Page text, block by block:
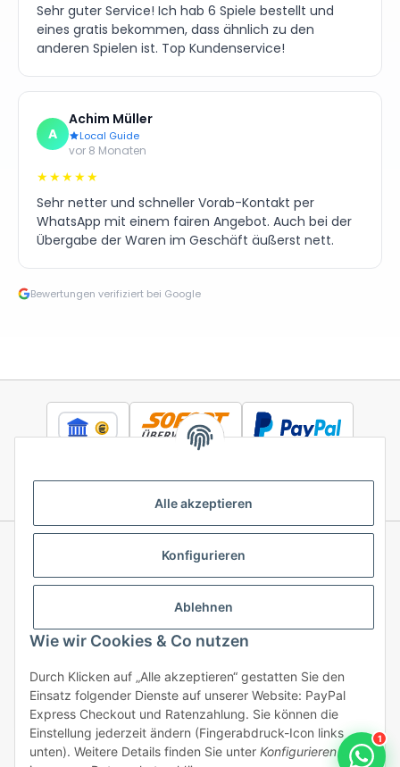
Alle akzeptieren
Konfigurieren
Ablehnen
Wie wir Cookies & Co nutzen
Durch Klicken auf „Alle akzeptieren“ gestatten Sie den
Einsatz folgender Dienste auf unserer Website: PayPal
Express Checkout und Ratenzahlung. Sie können die
Einstellung jederzeit ändern (Fingerabdruck-Icon links
unten). Weitere Details finden Sie unter Konfigurierenund
1
Sehr guter Service! Ich hab 6 Spiele bestellt und
eines gratis bekommen, dass ähnlich zu den
anderen Spielen ist. Top Kundenservice!
A
Achim Müller
Local Guide
vor 8 Monaten
★★★★★
Sehr netter und schneller Vorab-Kontakt per
WhatsApp mit einem fairen Angebot. Auch bei der
Übergabe der Waren im Geschäft äußerst nett.
Bewertungen verifiziert bei Google
Informationen
Gesetzliche Informationen
Vertrag widerrufen